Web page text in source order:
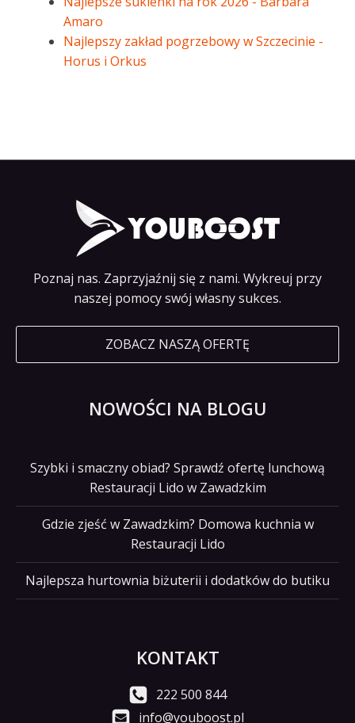
Amaro
Najlepszy zakład pogrzebowy w Szczecinie -
Horus i Orkus
Poznaj nas. Zaprzyjaźnij się z nami. Wykreuj przy
naszej pomocy swój własny sukces.
ZOBACZ NASZĄ OFERTĘ
NOWOŚCI NA BLOGU
Szybki i smaczny obiad? Sprawdź ofertę lunchową
Restauracji Lido w Zawadzkim
Gdzie zjeść w Zawadzkim? Domowa kuchnia w
Restauracji Lido
Najlepsza hurtownia biżuterii i dodatków do butiku
KONTAKT
222 500 844
info@youboost.pl